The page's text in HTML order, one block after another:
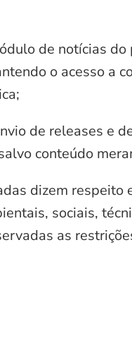
de notícias
o acesso a
de releases e
conteúdo
dizem respeito
sociais,
as